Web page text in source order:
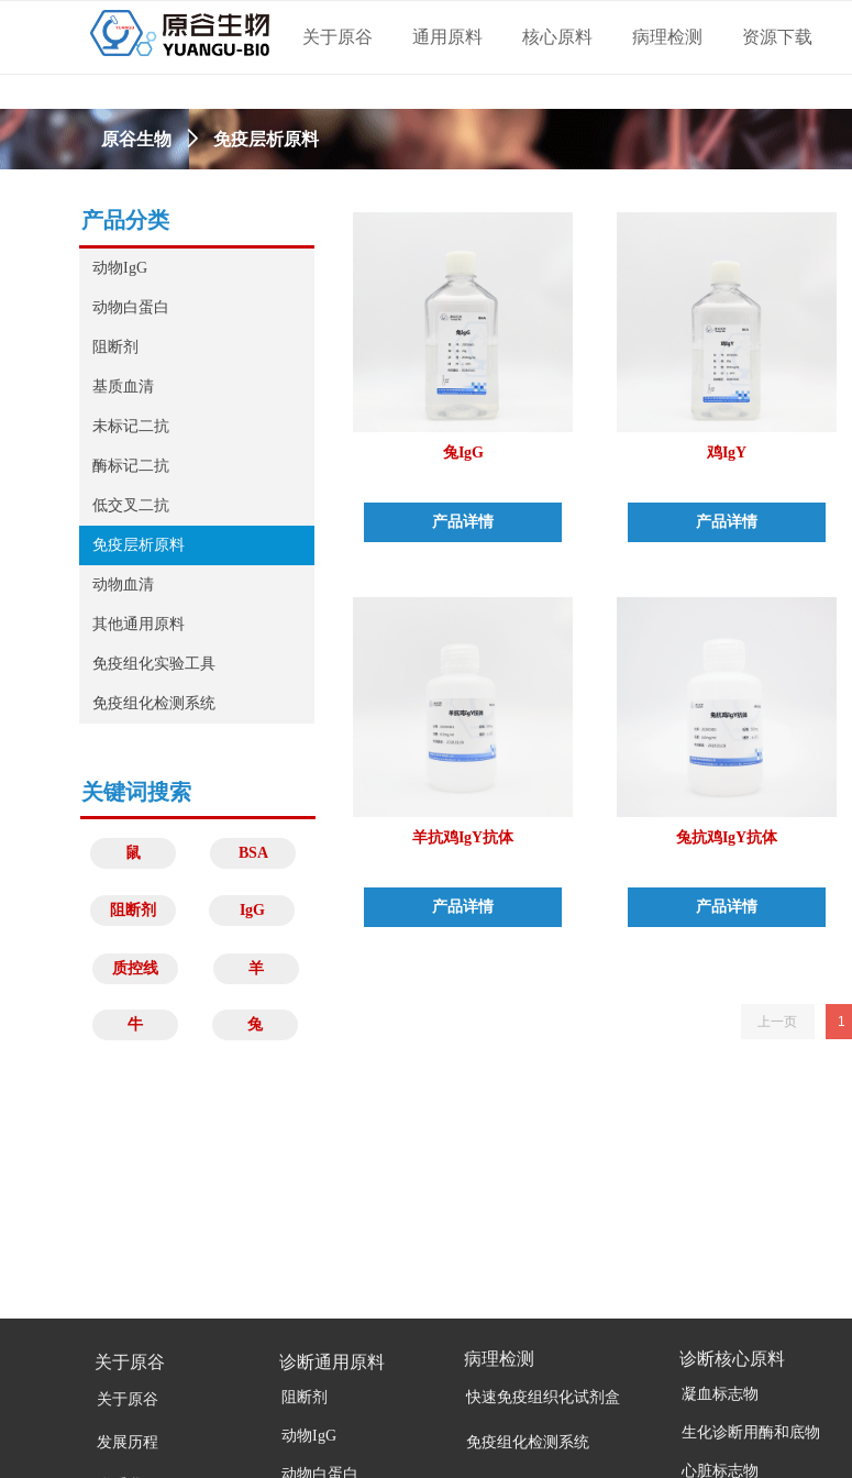
关于原谷 通用原料 核心原料 病理检测 资源下载
兔IgG
产品详情
鸡IgY
产品详情
羊抗鸡IgY抗体
产品详情
兔抗鸡IgY抗体
产品详情
上一页 1
产品分类
关键词搜索
动物IgG
动物白蛋白
阻断剂
基质血清
未标记二抗
酶标记二抗
低交叉二抗
免疫层析原料
动物血清
其他通用原料
免疫组化实验工具
免疫组化检测系统
原谷生物 ꄲ 免疫层析原料
鼠 BSA
阻断剂 IgG
质控线 羊
牛 兔
关于原谷
关于原谷
发展历程
诊断通用原料
阻断剂
动物IgG
动物白蛋白
病理检测
快速免疫组织化试剂盒
免疫组化检测系统
诊断核心原料
凝血标志物
生化诊断用酶和底物
心脏标志物